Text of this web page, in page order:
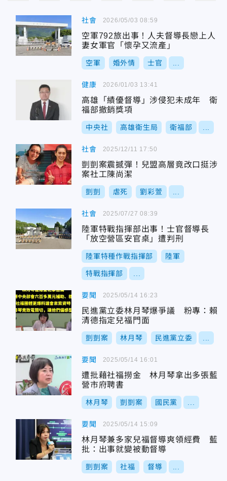
社會
空軍792旅出事！人夫督導長戀上人
妻女軍官「懷孕又流產」
空軍 婚外情 士官
2026/05/03 08:59
健康
高雄「績優督導」涉侵犯未成年 衛
福部撤銷獎項
中央社 高雄衛生局 衛福部
2026/01/03 13:41
社會
剴剴案震撼彈！兒盟高層竟改口挺涉
案社工陳尚潔
剴剴 虐死 劉彩萱
2025/12/11 17:50
社會
陸軍特戰指揮部出事！士官督導長
「放空營區安官桌」遭判刑
陸軍特種作戰指揮部 陸軍
特戰指揮部
2025/07/27 08:39
要聞
民進黨立委林月琴爆爭議 粉專：賴
清德指定兒福門面
剴剴案 林月琴 民進黨立委
2025/05/14 16:23
要聞
遭批藉社福撈金 林月琴拿出多張藍
營市府聘書
林月琴 剴剴案 國民黨
2025/05/14 16:01
要聞
林月琴兼多家兒福督導爽領經費 藍
批：出事就變被動督導
剴剴案 社福 督導
2025/05/14 15:09